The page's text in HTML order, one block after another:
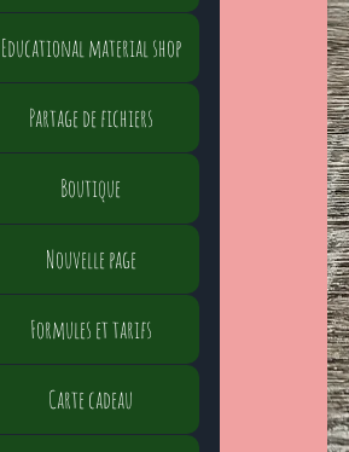
Educational material shop
Partage de fichiers
Boutique
Nouvelle page
Formules et tarifs
Carte cadeau